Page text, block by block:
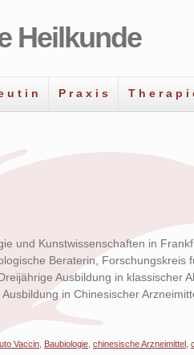
Heilkunde
u t i n P r a x i s T h e r a p i
und Kunstwissenschaften in
Beraterin, Forschungskreis
Ausbildung in klassischer
in Chinesischer
Vaccin Baubiologie chinesische Arzneimittel